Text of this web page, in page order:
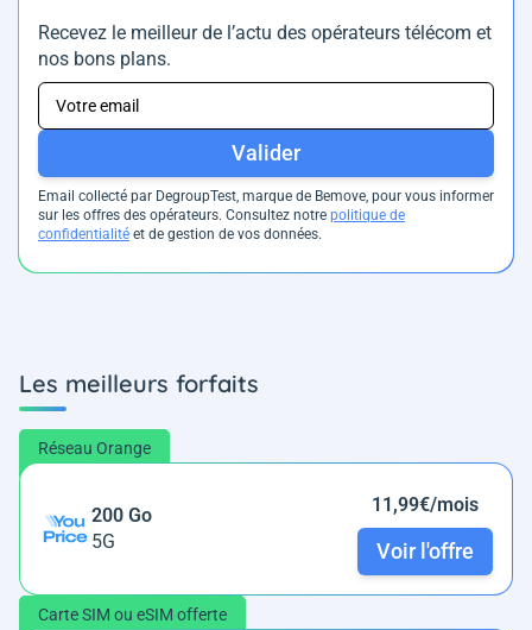
Recevez le meilleur de l’actu des opérateurs télécom et
nos bons plans.
Valider
Email collecté par DegroupTest, marque de Bemove, pour vous informer
sur les offres des opérateurs. Consultez notre politique de
confidentialité et de gestion de vos données.
Les meilleurs forfaits
Réseau Orange
200 Go
5G
11,99€/mois
Voir l'offre
Carte SIM ou eSIM offerte